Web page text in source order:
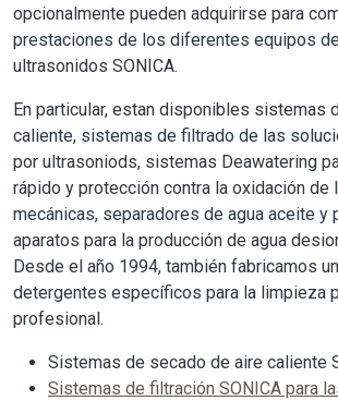
opcionalmente pueden adquirirse para
prestaciones de los diferentes equipos
ultrasonidos SONICA.
En particular, estan disponibles sistemas
caliente, sistemas de filtrado de las
por ultrasoniods, sistemas Deawatering
rápido y protección contra la oxidación de
mecánicas, separadores de agua aceite y
aparatos para la producción de agua
Desde el año 1994, también fabricamos
detergentes específicos para la limpieza
profesional.
Sistemas de secado de aire caliente
Sistemas de filtración SONICA para